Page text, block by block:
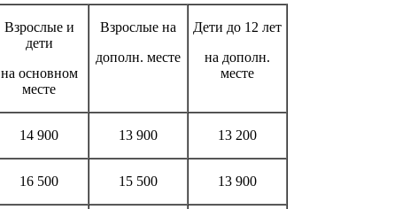
Взрослые и
дети
на основном
месте
Взрослые на
дополн. месте
Дети до 12 лет
на дополн.
месте
14 900 13 900 13 200
16 500 15 500 13 900